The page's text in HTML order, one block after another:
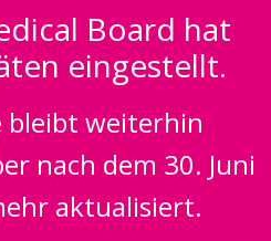
Board hat
eingestellt.
bleibt weiterhin
nach dem 30. Juni
aktualisiert.